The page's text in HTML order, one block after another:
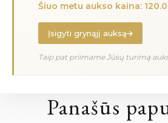
Šiuo metu aukso kaina:
Įsigyti grynąjį auksą
Taip pat priimame Jūsų turimą
Panašūs